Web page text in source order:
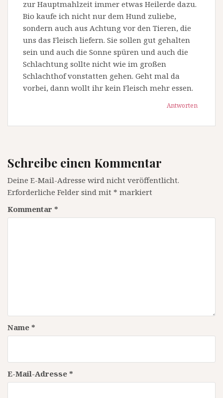
zur Hauptmahlzeit immer etwas Heilerde dazu.
Bio kaufe ich nicht nur dem Hund zuliebe,
sondern auch aus Achtung vor den Tieren, die
uns das Fleisch liefern. Sie sollen gut gehalten
sein und auch die Sonne spüren und auch die
Schlachtung sollte nicht wie im großen
Schlachthof vonstatten gehen. Geht mal da
vorbei, dann wollt ihr kein Fleisch mehr essen.
Antworten
Schreibe einen Kommentar
Deine E-Mail-Adresse wird nicht veröffentlicht.
Erforderliche Felder sind mit * markiert
Kommentar *
Name *
E-Mail-Adresse *